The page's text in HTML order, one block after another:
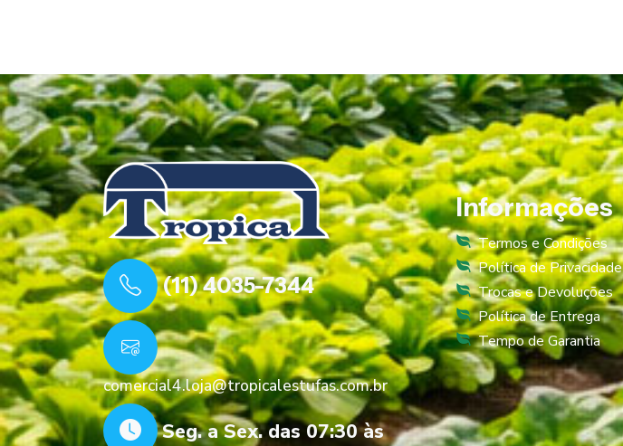
(11) 4035-7344
comercial4.loja@tropicalestufas.com.br
Seg. a Sex. das 07:30 às
Informações
Termos e Condições
Política de Privacidade
Trocas e Devoluções
Política de Entrega
Tempo de Garantia